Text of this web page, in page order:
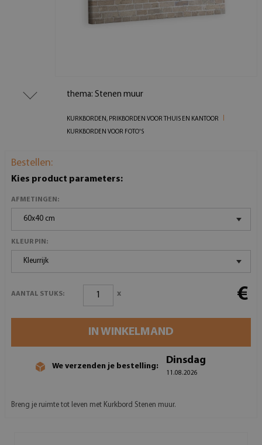
thema: Stenen muur
KURKBORDEN, PRIKBORDEN VOOR THUIS EN KANTOOR
KURKBORDEN VOOR FOTO'S
Bestellen:
Kies product parameters:
AFMETINGEN:
60x40 cm
KLEUR PIN:
Kleurrijk
AANTAL STUKS: x €
IN WINKELMAND
We verzenden je bestelling:
Dinsdag
11.08.2026
Breng je ruimte tot leven met Kurkbord Stenen muur.